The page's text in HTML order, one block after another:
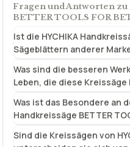
Fragen und Antworten zu
BETTER TOOLS FOR
Ist die HYCHIKA
Sägeblättern anderer
Was sind die besseren
Leben, die diese Kreissäge
Was ist das Besondere an
Handkreissäge BETTER
Sind die Kreissägen von